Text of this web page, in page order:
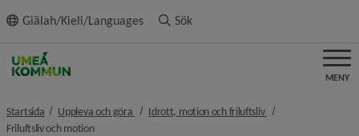
innehållet
Giälah/Kieli/Languages Sök
MENY
Startsida Uppleva och göra nivå i brödsmulenavigeringen
Idrott, motion och friluftsliv nivå i
Friluftsliv och motionnivå i brödsmulenavigeringen